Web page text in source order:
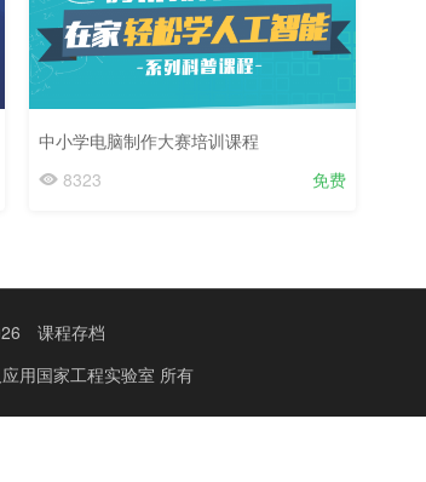
中小学电脑制作大赛培训课程
8323
免费
课程存档
用国家工程实验室 所有